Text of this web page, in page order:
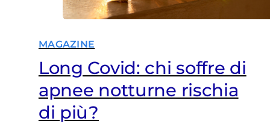
MAGAZINE
Long Covid: chi soffre di
apnee notturne rischia
di più?